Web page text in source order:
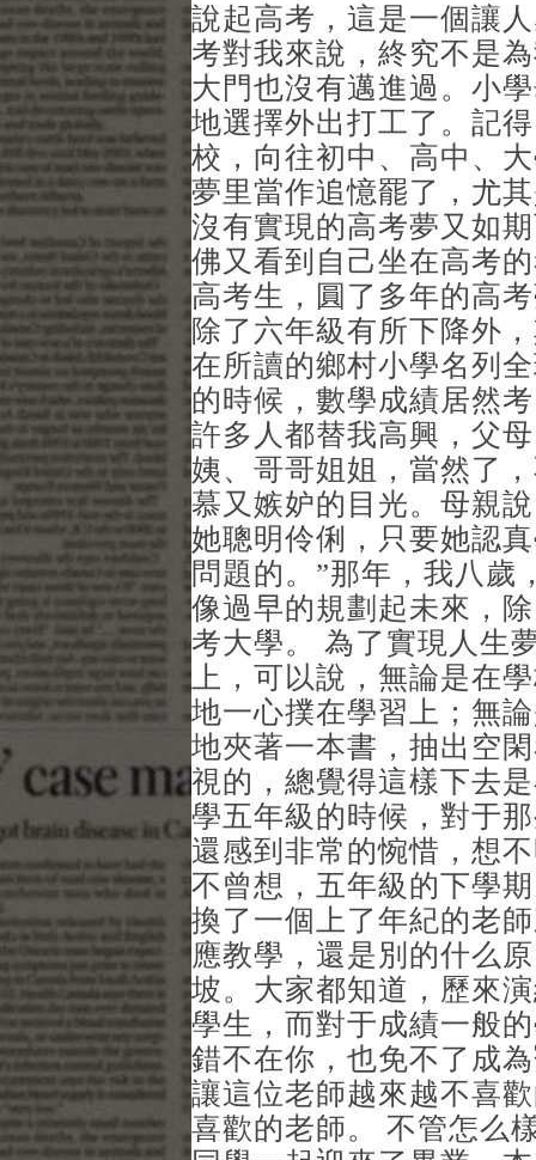
說起高考，這是一個讓
考對我來說，終究不是
大門也沒有邁進過。小
地選擇外出打工了。記
校，向往初中、高中、
夢里當作追憶罷了，尤
沒有實現的高考夢又如
佛又看到自己坐在高考
高考生，圓了多年的高
除了六年級有所下降外
在所讀的鄉村小學名列
的時候，數學成績居然
許多人都替我高興，父
姨、哥哥姐姐，當然了
慕又嫉妒的目光。母親
她聰明伶俐，只要她認
問題的。”那年，我八歲
像過早的規劃起未來，
考大學。 為了實現人生
上，可以說，無論是在
地一心撲在學習上；無
地夾著一本書，抽出空
視的，總覺得這樣下去
學五年級的時候，對于
還感到非常的惋惜，想
不曾想，五年級的下學
換了一個上了年紀的老
應教學，還是別的什么
坡。大家都知道，歷來
學生，而對于成績一般
錯不在你，也免不了成
讓這位老師越來越不喜
喜歡的老師。 不管怎么